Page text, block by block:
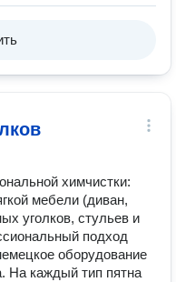
химчистки:
мебели (диван,
уголков, стульев и
подход
оборудование
На каждый тип пятна